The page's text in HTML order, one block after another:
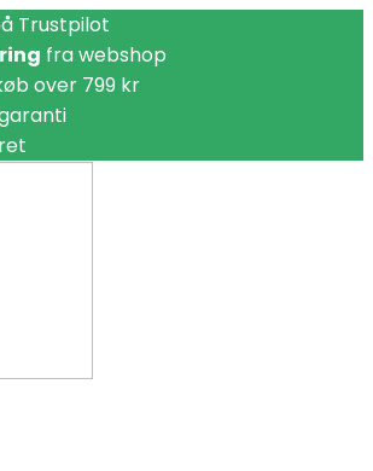
Trustpilot
fra webshop
over 799 kr